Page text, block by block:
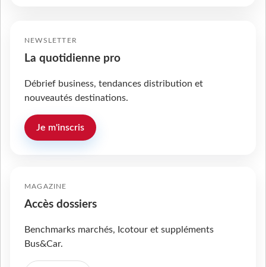
NEWSLETTER
La quotidienne pro
Débrief business, tendances distribution et
nouveautés destinations.
Je m'inscris
MAGAZINE
Accès dossiers
Benchmarks marchés, Icotour et suppléments
Bus&Car.